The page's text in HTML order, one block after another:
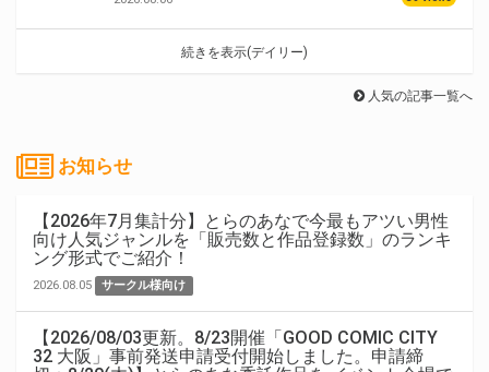
続きを表示(デイリー)
人気の記事一覧へ
お知らせ
【2026年7月集計分】とらのあなで今最もアツい男性
向け人気ジャンルを「販売数と作品登録数」のランキ
ング形式でご紹介！
2026.08.05 サークル様向け
【2026/08/03更新。8/23開催「GOOD COMIC CITY
32 大阪」事前発送申請受付開始しました。申請締